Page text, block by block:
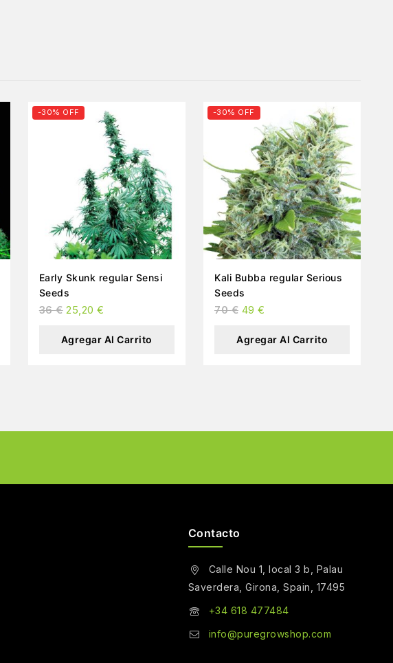
-30% OFF
Early Skunk regular Sensi
Seeds
36€ 25,20€
Agregar Al Carrito
-30% OFF
Kali Bubba regular Serious
Seeds
70€ 49 €
Agregar Al Carrito
Contacto
Calle Nou 1, local 3 b, Palau
Saverdera, Girona, Spain, 17495
+34 618 477484
info@puregrowshop.com